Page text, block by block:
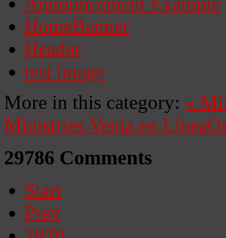
HomeBanner
Header
test image
More in this category: «
Ministries Venta en Línea
29786 Comments
Start
Prev